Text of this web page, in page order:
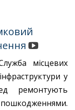
місцевих
у
ремонтують
пошкодженнями.